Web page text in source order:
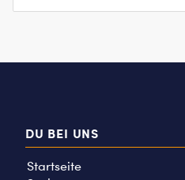
DU BEI UNS
Startseite